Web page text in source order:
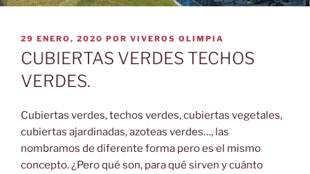
PUBLICADO
EL
29 ENERO, 2020 POR VIVEROS OLIMPIA
CUBIERTAS VERDES TECHOS
VERDES.
Cubiertas verdes, techos verdes, cubiertas vegetales,
cubiertas ajardinadas, azoteas verdes…, las
nombramos de diferente forma pero es el mismo
concepto. ¿Pero qué son, para qué sirven y cuánto